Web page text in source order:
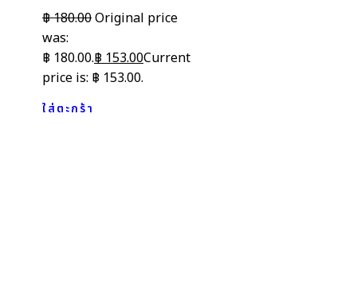
฿180.00Original price
was:
฿ 180.00.฿153.00Current
price is: ฿ 153.00.
ใส่ตะกร้า